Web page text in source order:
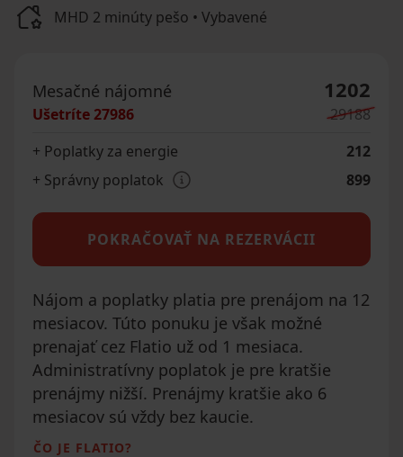
MHD 2 minúty pešo • Vybavené
Mesačné nájomné 1202
Ušetríte 27986
29188
+ Poplatky za energie
212
+ Správny poplatok
899
POKRAČOVAŤ NA REZERVÁCII
Nájom a poplatky platia pre prenájom na 12
mesiacov. Túto ponuku je však možné
prenajať cez Flatio už od 1 mesiaca.
Administratívny poplatok je pre kratšie
prenájmy nižší. Prenájmy kratšie ako 6
mesiacov sú vždy bez kaucie.
ČO JE FLATIO?